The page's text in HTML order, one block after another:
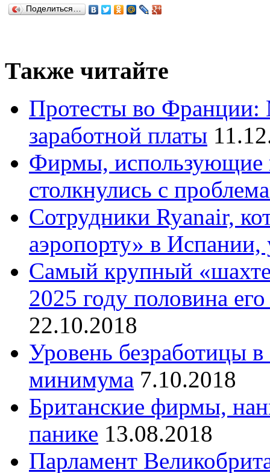
Поделиться…
Также читайте
Протесты во
заработной платы
Фирмы, использующие
столкнулись с
Сотрудники Ryanair,
аэропорту» в Испании,
Самый крупный
2025 году половина
22.10.2018
Уровень безработицы
минимума 7.10.2018
Британские фирмы,
панике 13.08.2018
Парламент